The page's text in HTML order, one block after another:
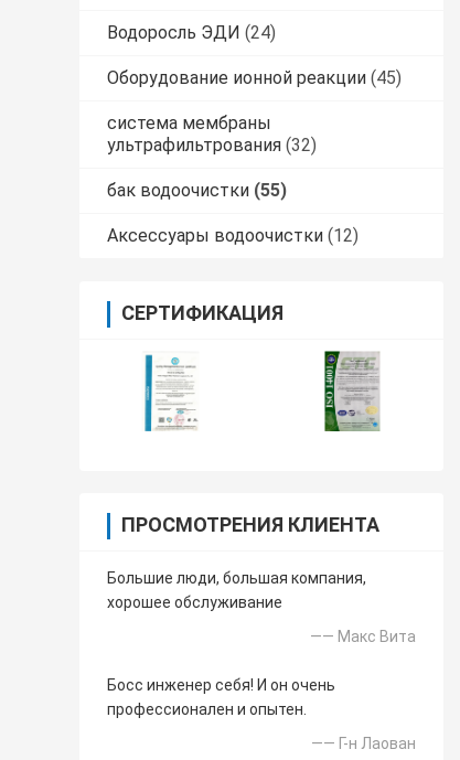
Водоросль ЭДИ (24)
Оборудование ионной реакции (45)
система мембраны
ультрафильтрования (32)
бак водоочистки (55)
Аксессуары водоочистки (12)
СЕРТИФИКАЦИЯ
ПРОСМОТРЕНИЯ КЛИЕНТА
Большие люди, большая компания,
хорошее обслуживание
—— Макс Вита
Босс инженер себя! И он очень
профессионален и опытен.
—— Г-н Лаован